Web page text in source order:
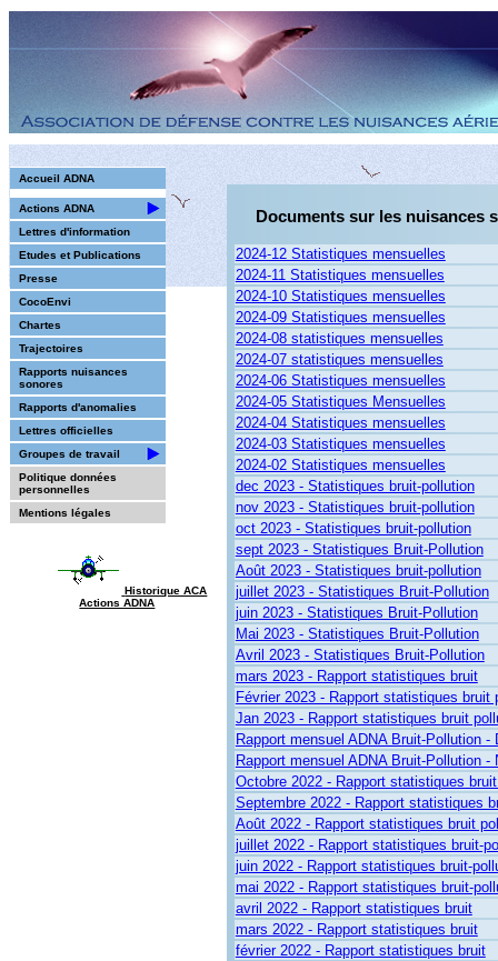
Accueil ADNA
Actions ADNA
Lettres d'information
Etudes et Publications
Presse
CocoEnvi
Chartes
Trajectoires
Rapports nuisances
sonores
Rapports d'anomalies
Lettres officielles
Groupes de travail
Politique données
personnelles
Mentions légales
Historique ACA
Actions ADNA
Documents sur les nuisances
2024-12 Statistiques mensuelles
2024-11 Statistiques mensuelles
2024-10 Statistiques mensuelles
2024-09 Statistiques mensuelles
2024-08 statistiques mensuelles
2024-07 statistiques mensuelles
2024-06 Statistiques mensuelles
2024-05 Statistiques Mensuelles
2024-04 Statistiques mensuelles
2024-03 Statistiques mensuelles
2024-02 Statistiques mensuelles
dec 2023 - Statistiques bruit-pollution
nov 2023 - Statistiques bruit-pollution
oct 2023 - Statistiques bruit-pollution
sept 2023 - Statistiques Bruit-Pollution
Août 2023 - Statistiques bruit-pollution
juillet 2023 - Statistiques Bruit-Pollution
juin 2023 - Statistiques Bruit-Pollution
Mai 2023 - Statistiques Bruit-Pollution
Avril 2023 - Statistiques Bruit-Pollution
mars 2023 - Rapport statistiques bruit
Février 2023 - Rapport statistiques bruit
Jan 2023 - Rapport statistiques bruit
Rapport mensuel ADNA Bruit-Pollution -
Rapport mensuel ADNA Bruit-Pollution -
Octobre 2022 - Rapport statistiques
Septembre 2022 - Rapport statistiques
Août 2022 - Rapport statistiques bruit
juillet 2022 - Rapport statistiques bruit-
juin 2022 - Rapport statistiques bruit-
mai 2022 - Rapport statistiques bruit-
avril 2022 - Rapport statistiques bruit
mars 2022 - Rapport statistiques bruit
février 2022 - Rapport statistiques bruit